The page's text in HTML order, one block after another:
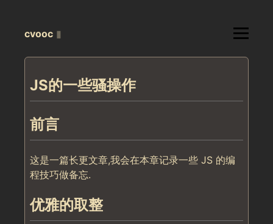
cvooc ▮
JS的一些骚操作
前言
这是一篇长更文章,我会在本章记录一些 JS 的编
程技巧做备忘.
优雅的取整